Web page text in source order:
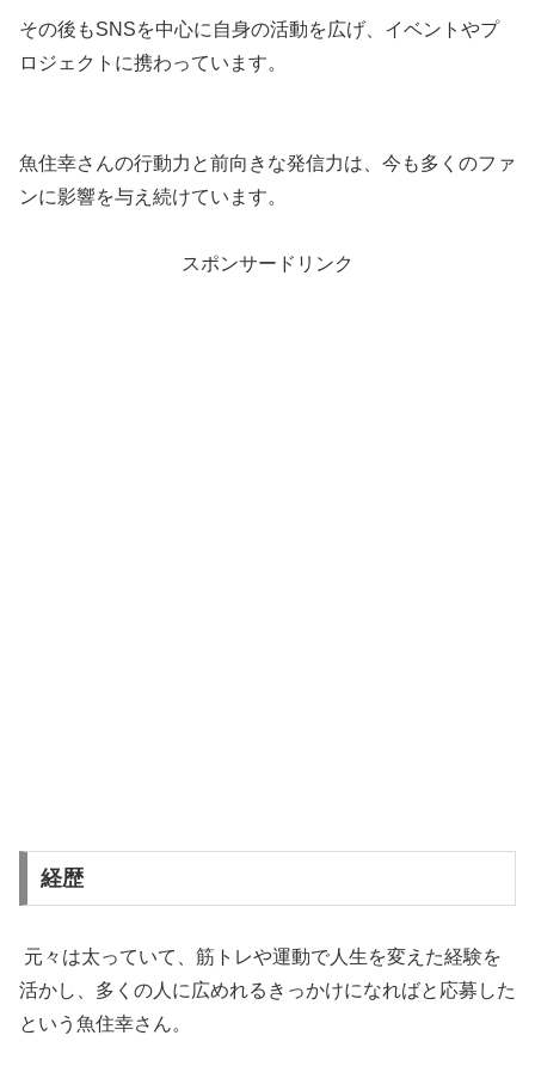
その後もSNSを中心に自身の活動を広げ、イベントやプ
ロジェクトに携わっています。
魚住幸さんの行動力と前向きな発信力は、今も多くのファ
ンに影響を与え続けています。
スポンサードリンク
経歴
元々は太っていて、筋トレや運動で人生を変えた経験を
活かし、多くの人に広めれるきっかけになればと応募した
という魚住幸さん。